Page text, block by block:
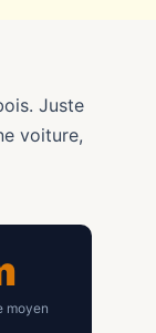
Juste
voiture,
moyen